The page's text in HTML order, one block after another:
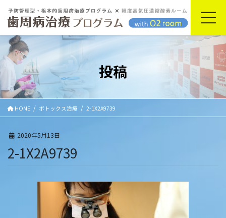
ン
に
動
ー
ョ
に
移
動
投稿
HOME ボトックス治療 2-1X2A9739
2020年5月13日
2-1X2A9739